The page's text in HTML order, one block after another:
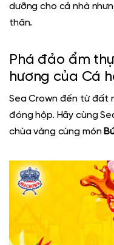
dưỡng cho cả nhà
thân.
Phá đảo ẩm
hương của Cá
Sea Crown đến từ đất
đóng hộp. Hãy cùng
chùa vàng cùng món